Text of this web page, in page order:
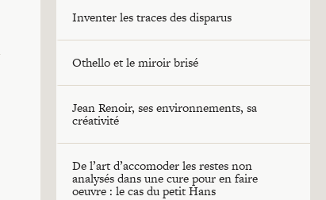
Inventer les traces des disparus
Othello et le miroir brisé
Jean Renoir, ses environnements, sa
créativité
De l’art d’accomoder les restes non
analysés dans une cure pour en faire
oeuvre : le cas du petit Hans